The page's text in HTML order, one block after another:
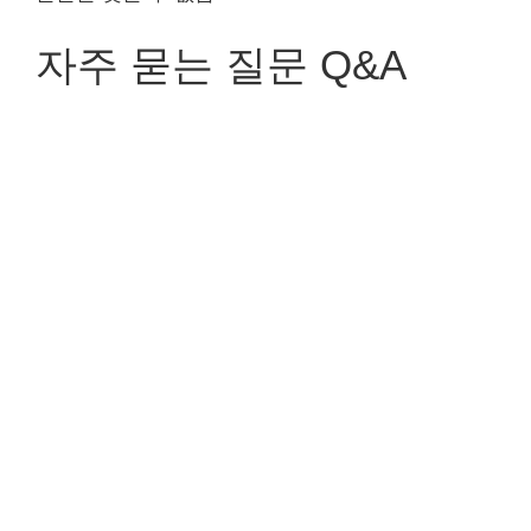
자주 묻는 질문 Q&A